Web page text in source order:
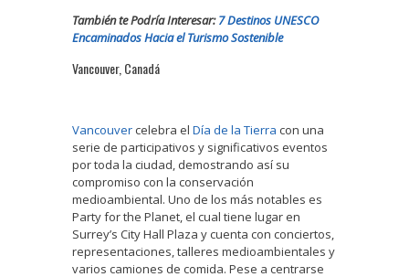
También te Podría Interesar:7 Destinos UNESCO
Encaminados Hacia el Turismo Sostenible
Vancouver, Canadá
Vancouver celebra el Día de la Tierra con una
serie de participativos y significativos eventos
por toda la ciudad, demostrando así su
compromiso con la conservación
medioambiental. Uno de los más notables es
Party for the Planet, el cual tiene lugar en
Surrey’s City Hall Plaza y cuenta con conciertos,
representaciones, talleres medioambientales y
varios camiones de comida. Pese a centrarse